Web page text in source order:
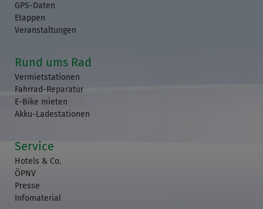
GPS-Daten
Etappen
Veranstaltungen
Rund ums Rad
Vermietstationen
Fahrrad-Reparatur
E-Bike mieten
Akku-Ladestationen
Service
Hotels & Co.
ÖPNV
Presse
Infomaterial